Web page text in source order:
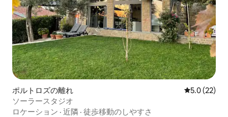
ポルトロズの離れ レビュー22
5.0 (22)
ソーラースタジオ
ロケーション · 近隣 · 徒歩移動のしやすさ